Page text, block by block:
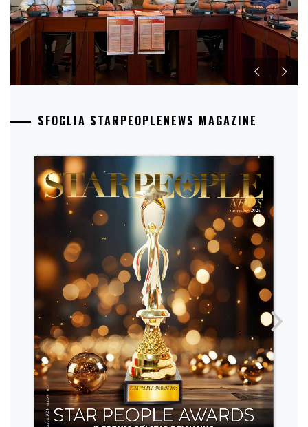
SFOGLIA STARPEOPLENEWS MAGAZINE